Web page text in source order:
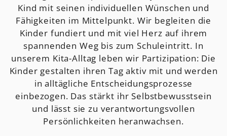
Kind mit seinen individuellen Wünschen und
Fähigkeiten im Mittelpunkt. Wir begleiten die
Kinder fundiert und mit viel Herz auf ihrem
spannenden Weg bis zum Schuleintritt. In
unserem Kita-Alltag leben wir Partizipation: Die
Kinder gestalten ihren Tag aktiv mit und werden
in alltägliche Entscheidungsprozesse
einbezogen. Das stärkt ihr Selbstbewusstsein
und lässt sie zu verantwortungsvollen
Persönlichkeiten heranwachsen.